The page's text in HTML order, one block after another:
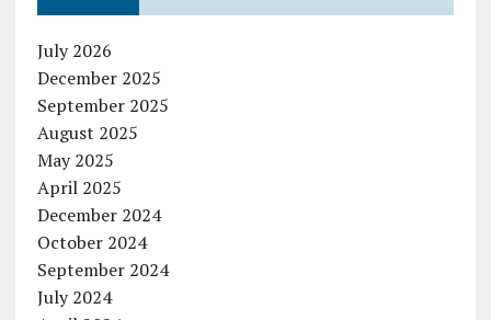
July 2026
December 2025
September 2025
August 2025
May 2025
April 2025
December 2024
October 2024
September 2024
July 2024